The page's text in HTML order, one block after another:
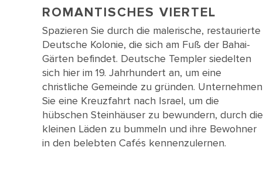
ROMANTISCHES VIERTEL
Spazieren Sie durch die malerische, restaurierte
Deutsche Kolonie, die sich am Fuß der Bahai-
Gärten befindet. Deutsche Templer siedelten
sich hier im 19. Jahrhundert an, um eine
christliche Gemeinde zu gründen. Unternehmen
Sie eine Kreuzfahrt nach Israel, um die
hübschen Steinhäuser zu bewundern, durch die
kleinen Läden zu bummeln und ihre Bewohner
in den belebten Cafés kennenzulernen.